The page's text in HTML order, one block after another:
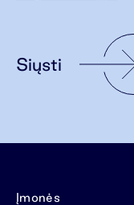
Siųsti
Įmonės